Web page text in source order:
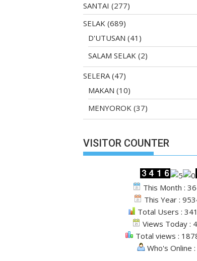
SANTAI (277)
SELAK (689)
D'UTUSAN (41)
SALAM SELAK (2)
SELERA(47)
MAKAN (10)
MENYOROK (37)
VISITOR COUNTER
This Month :
This Year :
Total Users :
Views Today :
Total views :
Who's Online